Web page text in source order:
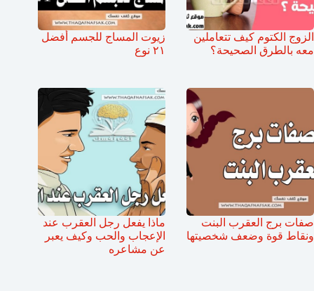
الزوج الكتوم كيف تتعاملين
معه بالطرق الصحيحة؟
زيوت المساج للجسم أفضل
٢١ نوع
صفات برج العقرب البنت
ونقاط قوة وضعف شخصيتها
ماذا يفعل رجل العقرب عند
الإعجاب والحب وكيف يعبر
عن مشاعره